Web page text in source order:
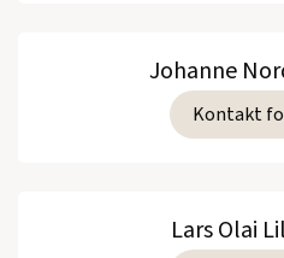
Johanne
Kontakt
Lars Olai